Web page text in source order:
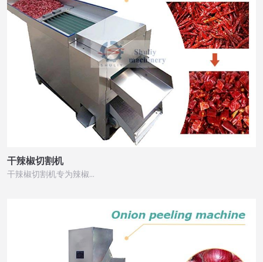
干辣椒切割机
干辣椒切割机专为辣椒…